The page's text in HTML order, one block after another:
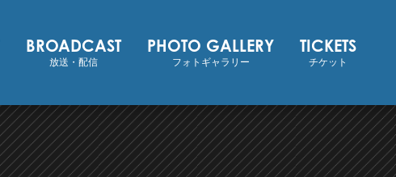
BROADCAST
放送・配信
PHOTO GALLERY
フォトギャラリー
TICKETS
チケット